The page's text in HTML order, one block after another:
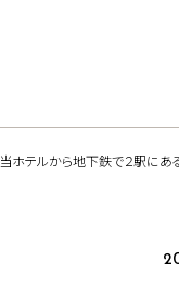
当ホテルから地下鉄で２駅に